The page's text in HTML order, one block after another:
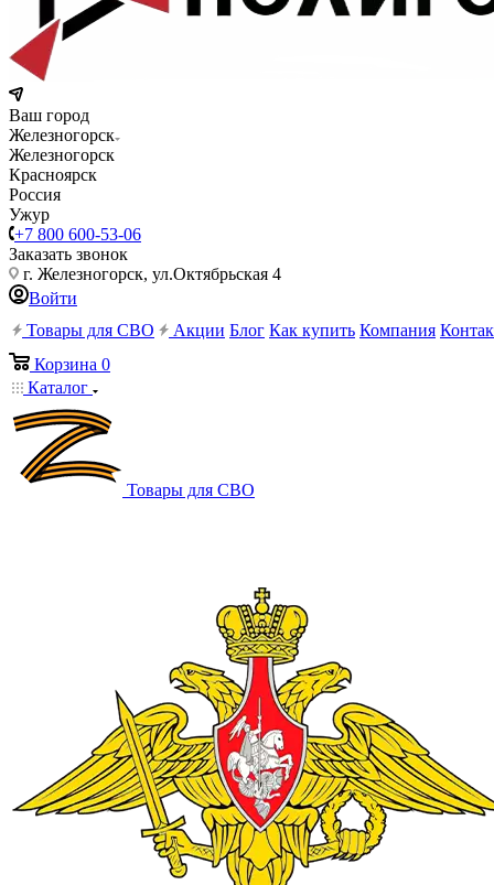
Ваш город
Железногорск
Железногорск
Красноярск
Россия
Ужур
+7 800 600-53-06
Заказать звонок
г. Железногорск, ул.Октябрьская 4
Войти
Товары для СВО
Акции Блог Как купить Компания
Корзина 0
Каталог
Товары для СВО